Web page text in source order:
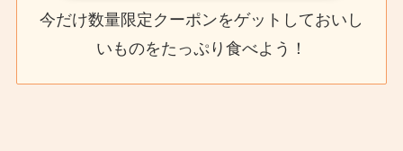
今だけ数量限定クーポンをゲットしておいし
いものをたっぷり食べよう！